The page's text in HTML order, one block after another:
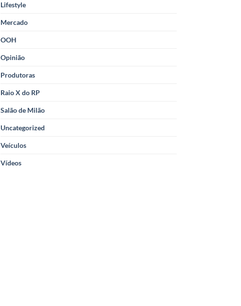
Lifestyle
Mercado
OOH
Opinião
Produtoras
Raio X do RP
Salão de Milão
Uncategorized
Veículos
Vídeos